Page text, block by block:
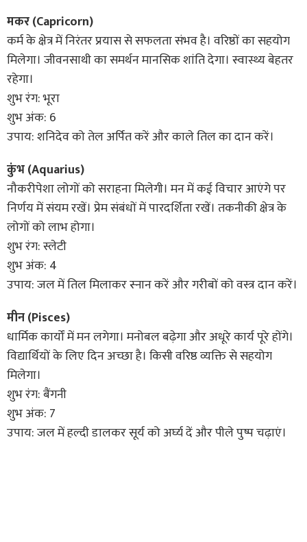
मकर (Capricorn)
कर्म के क्षेत्र में निरंतर प्रयास से सफलता संभव है। वरिष्ठों का सहयोग
मिलेगा। जीवनसाथी का समर्थन मानसिक शांति देगा। स्वास्थ्य बेहतर
रहेगा।
शुभ रंग: भूरा
शुभ अंक: 6
उपाय: शनिदेव को तेल अर्पित करें और काले तिल का दान करें।
कुंभ (Aquarius)
नौकरीपेशा लोगों को सराहना मिलेगी। मन में कई विचार आएंगे पर
निर्णय में संयम रखें। प्रेम संबंधों में पारदर्शिता रखें। तकनीकी क्षेत्र के
लोगों को लाभ होगा।
शुभ रंग: स्लेटी
शुभ अंक: 4
उपाय: जल में तिल मिलाकर स्नान करें और गरीबों को वस्त्र दान करें।
मीन (Pisces)
धार्मिक कार्यों में मन लगेगा। मनोबल बढ़ेगा और अधूरे कार्य पूरे होंगे।
विद्यार्थियों के लिए दिन अच्छा है। किसी वरिष्ठ व्यक्ति से सहयोग
मिलेगा।
शुभ रंग: बैंगनी
शुभ अंक: 7
उपाय: जल में हल्दी डालकर सूर्य को अर्घ्य दें और पीले पुष्प चढ़ाएं।